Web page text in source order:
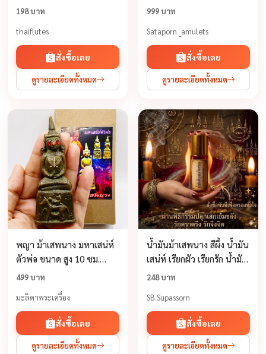
วัดชลประทานราชดำริ
ไตรมาส ๒๕๔๑) ผ้า
198 บาท
thaiflutes
สั่งซื้อเลย
ดูรายละเอียดทั้งหมด
คืน” รุ่นแรก หลวงปู่ครูบาเลิศ
ปี 2552
999 บาท
Sataporn _amulets
สั่งซื้อเลย
ดูรายละเอียดทั้งหมด
พญา ม้าเสพนาง มหาเสน่ห์
ตัวพ่อ ขนาด สูง 10 ซม.
กว้าง 3.5 ซม. หลวงพ่อเมียน
499 บาท
มะลิดาพระเครื่อง
สั่งซื้อเลย
ดูรายละเอียดทั้งหมด
น้ำมันม้าเสพนาง สีผึ้ง น้ำมัน
เสน่ห์ เรียกผัว เรียกรัก น้ำมัน
เพ็ญเสน่ห์จันทร์ *แรงขลัง
248 บาท
SB.Supassorn
สั่งซื้อเลย
ดูรายละเอียดทั้งหมด